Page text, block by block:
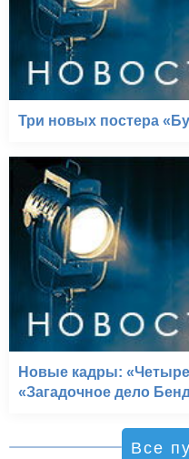
Три новых постера
Новые кадры:
«Загадочное дело
Все